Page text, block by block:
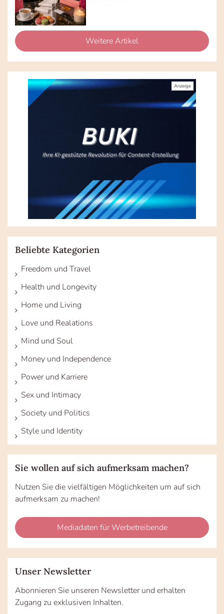
Weitere Artikel
Beliebte Kategorien
Freedom und Travel
Health und Longevity
Home und Living
Love und Realations
Mind und Soul
Money und Independence
Power und Karriere
Sex und Intimacy
Society und Politics
Style und Identity
Sie wollen auf sich aufmerksam machen?
Nutzen Sie die vielfältigen Möglichkeiten um auf sich
aufmerksam zu machen!
Mediadaten für Werbetreibende
Unser Newsletter
Abonnieren Sie unseren Newsletter und erhalten
Zugang zu exklusiven Inhalten.